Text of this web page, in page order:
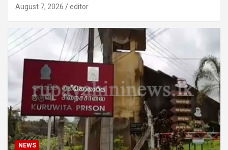
August 7, 2026 editor
NEWS